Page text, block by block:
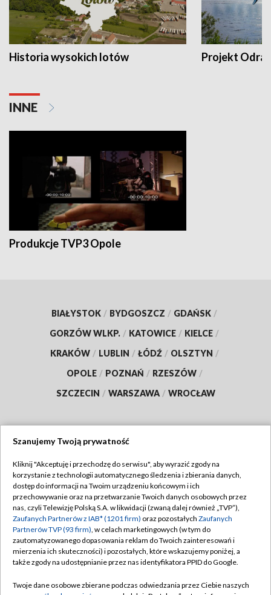
Historia wysokich lotów Projekt Odra
INNE
Produkcje TVP3 Opole
BIAŁYSTOK / BYDGOSZCZ / GDAŃSK /
GORZÓW WLKP. / KATOWICE / KIELCE /
KRAKÓW / LUBLIN / ŁÓDŹ / OLSZTYN /
OPOLE / POZNAŃ / RZESZÓW /
SZCZECIN / WARSZAWA / WROCŁAW
TVP
Abonament TVP
Emisja w TVP
Centrum informacji TVP
Naziemna Telewizja Cyfrowa
Regulamin TVP
Polityka prywatności
Moje zgody
Pomoc
Szanujemy Twoją prywatność
Kliknij "Akceptuję i przechodzę do serwisu", aby wyrazić zgody na
korzystanie z technologii automatycznego śledzenia i zbierania danych,
dostęp do informacji na Twoim urządzeniu końcowym i ich
przechowywanie oraz na przetwarzanie Twoich danych osobowych przez
nas, czyli Telewizję Polską S.A. w likwidacji (zwaną dalej również „TVP”),
Zaufanych Partnerów z IAB* (1201 firm) oraz pozostałych Zaufanych
Partnerów TVP (93 firm), w celach marketingowych (w tym do
zautomatyzowanego dopasowania reklam do Twoich zainteresowań i
mierzenia ich skuteczności) i pozostałych, które wskazujemy poniżej, a
także zgody na udostępnianie przez nas identyfikatora PPID do Google.
Twoje dane osobowe zbierane podczas odwiedzania przez Ciebie naszych